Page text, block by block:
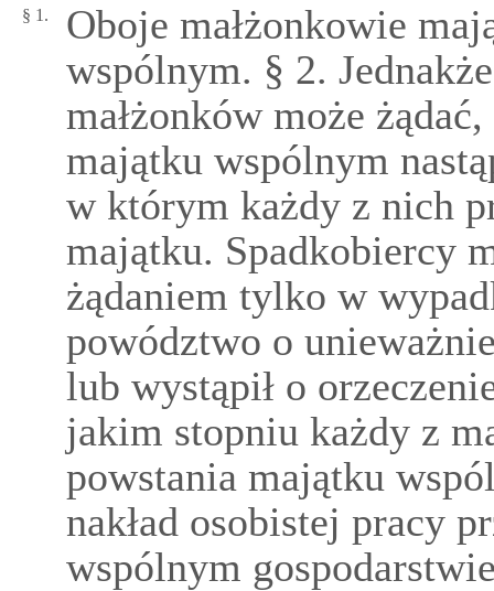
§ 1.
Oboje małżonkowie
wspólnym. § 2.
małżonków może
majątku wspólnym
w którym każdy z nich
majątku. Spadkobiercy
żądaniem tylko w
powództwo o
lub wystąpił o
jakim stopniu każdy z
powstania majątku
nakład osobistej pracy
wspólnym